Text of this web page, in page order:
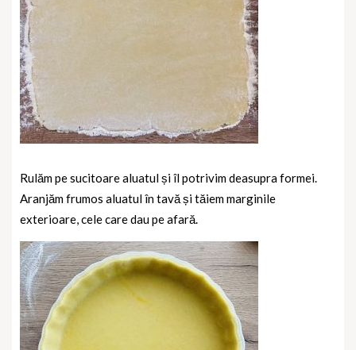
Rulăm pe sucitoare aluatul și îl potrivim deasupra formei.
Aranjăm frumos aluatul în tavă și tăiem marginile
exterioare, cele care dau pe afară.